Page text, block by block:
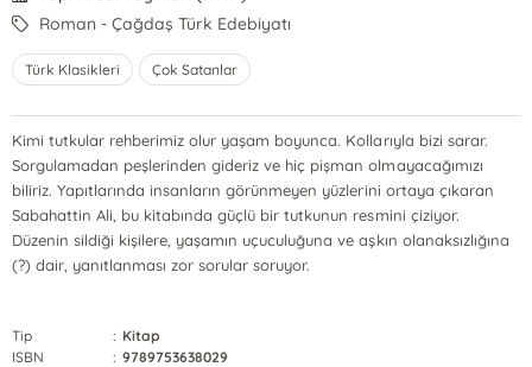
Roman - Çağdaş Türk Edebiyatı
Türk Klasikleri Çok Satanlar
Kimi tutkular rehberimiz olur yaşam boyunca. Kollarıyla bizi sarar.
Sorgulamadan peşlerinden gideriz ve hiç pişman olmayacağımızı
biliriz. Yapıtlarında insanların görünmeyen yüzlerini ortaya çıkaran
Sabahattin Ali, bu kitabında güçlü bir tutkunun resmini çiziyor.
Düzenin sildiği kişilere, yaşamın uçuculuğuna ve aşkın olanaksızlığına
(?) dair, yanıtlanması zor sorular soruyor.
Tip : Kitap
ISBN
: 9789753638029